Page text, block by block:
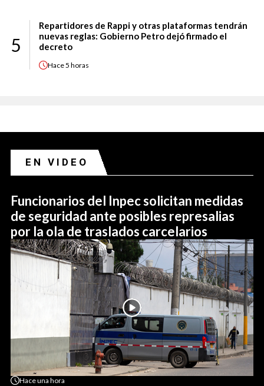
5
Repartidores de Rappi y otras plataformas tendrán
nuevas reglas: Gobierno Petro dejó firmado el
decreto
Hace5 horas
EN VIDEO
Funcionarios del Inpec solicitan medidas
de seguridad ante posibles represalias
por la ola de traslados carcelarios
Haceuna hora